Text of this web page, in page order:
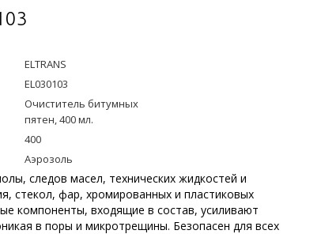
ELTRANS
EL030103
Очиститель битумных
пятен, 400 мл.
400
Аэрозоль
следов масел, технических жидкостей и
стекол, фар, хромированных и пластиковых
компоненты, входящие в состав, усиливают
в поры и микротрещины. Безопасен для всех